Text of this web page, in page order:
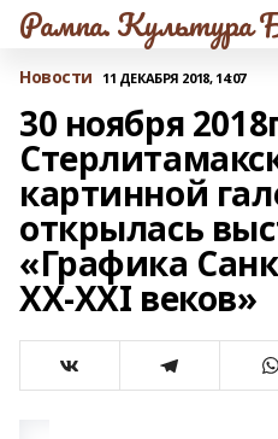
Рампа. Культура
Новости 11 ДЕКАБРЯ 2018, 14:07
30 ноября
картинной
открылась
«Графика
XX-XXI веков»